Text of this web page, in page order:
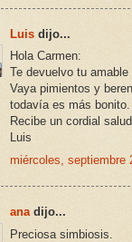
Luis dijo...
Hola Carmen:
Te devuelvo tu
Vaya pimientos y
todavía es más bonito.
Recibe un cordial
Luis
miércoles, septiembre
anadijo...
Preciosa simbiosis.